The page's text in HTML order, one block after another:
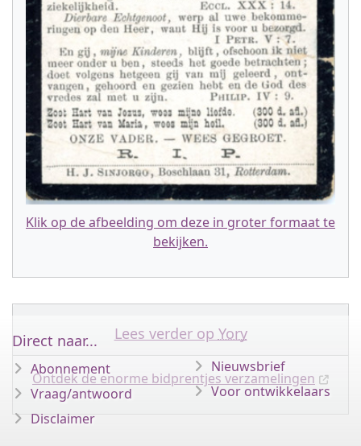
Klik op de afbeelding om deze in groter formaat te
bekijken.
Lees verder op Yory
Ontdek de enorme bidprentjes verzamelingen
Direct naar...
Abonnement
Vraag/antwoord
Disclaimer
Nieuwsbrief
Voor ontwikkelaars